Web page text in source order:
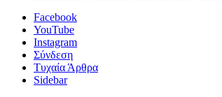
Facebook
YouTube
Instagram
Σύνδεση
Τυχαία Άρθρα
Sidebar